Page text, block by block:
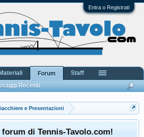
Entra o Registrati
e Presentazioni
di Tennis-Tavolo.com!
Forum
Recenti
Staff